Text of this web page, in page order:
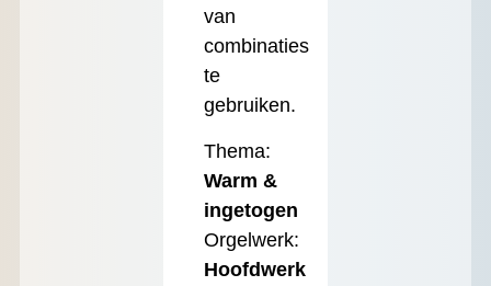
van
combinaties
te
gebruiken.
Thema:
Warm &
ingetogen
Orgelwerk:
Hoofdwerk